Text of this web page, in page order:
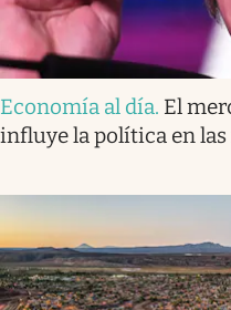
Economía al día. El
influye la política en